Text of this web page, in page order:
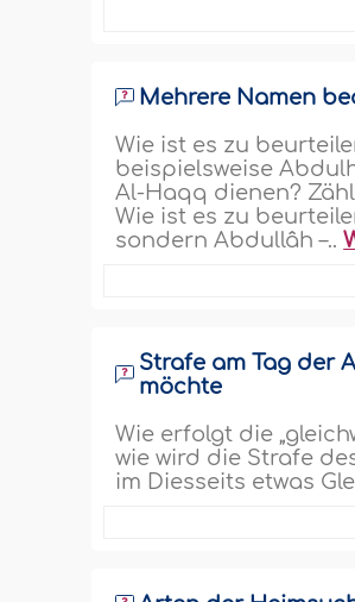
Mehrere Namen
Wie ist es zu
beispielsweise
Al-Haqq dienen?
Wie ist es zu
sondern Abdullâh –..
Strafe am Tag der
möchte
Wie erfolgt die
wie wird die Strafe
im Diesseits etwas